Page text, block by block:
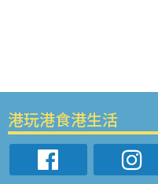
港玩港食港生活